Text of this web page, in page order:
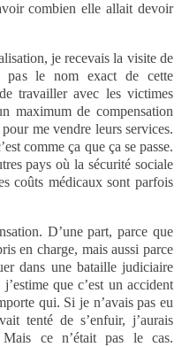
combien elle allait devoir
je recevais la visite de
pas le nom exact de cette
travailler avec les victimes
maximum de compensation
me vendre leurs services.
comme ça que ça se passe.
pays où la sécurité sociale
coûts médicaux sont parfois
D’une part, parce que
en charge, mais aussi parce
dans une bataille judiciaire
que c’est un accident
qui. Si je n’avais pas eu
tenté de s’enfuir, j’aurais
Mais ce n’était pas le cas.